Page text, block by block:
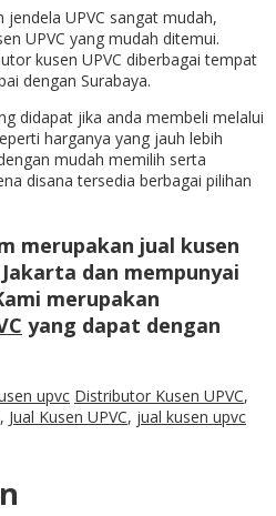
UPVC sangat mudah,
UPVC yang mudah ditemui.
kusen UPVC diberbagai tempat
dengan Surabaya.
didapat jika anda membeli melalui
harganya yang jauh lebih
mudah memilih serta
disana tersedia berbagai pilihan
merupakan jual kusen
dan mempunyai
merupakan
yang dapat dengan
upvc Distributor Kusen UPVC,
, Jual Kusen UPVC, jual kusen upvc